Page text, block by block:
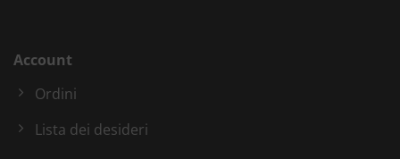
Account
Ordini
Lista dei desideri